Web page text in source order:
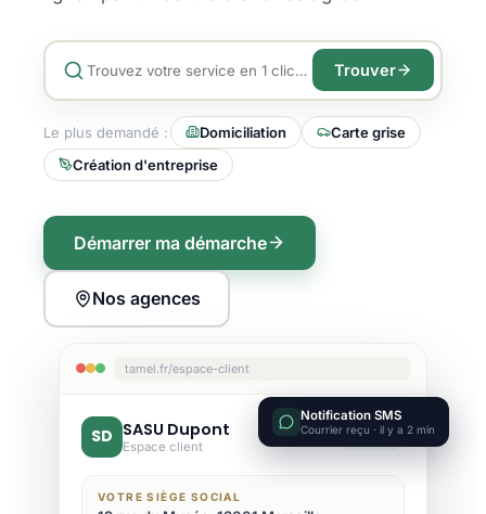
Trouver
Le plus demandé : Domiciliation
Carte grise
Création d'entreprise
Démarrer ma démarche
Nos agences
tamel.fr/espace-client
SD SASU Dupont
Espace client
Active
VOTRE SIÈGE SOCIAL
Notification SMS
Courrier reçu · il y a 2 min